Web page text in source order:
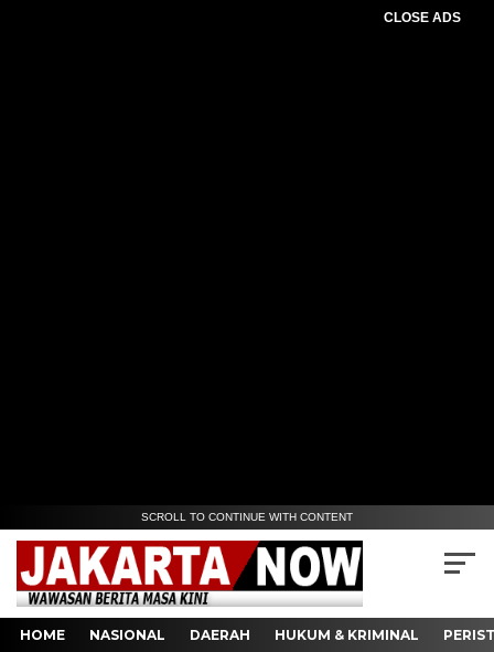
CLOSE ADS
SCROLL TO CONTINUE WITH CONTENT
HOME NASIONAL DAERAH HUKUM & KRIMINAL